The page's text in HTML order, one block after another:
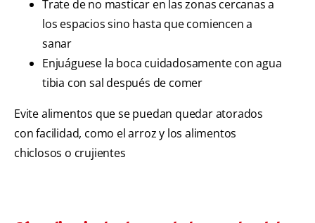
Trate de no masticar en las zonas cercanas a
los espacios sino hasta que comiencen a
sanar
Enjuáguese la boca cuidadosamente con agua
tibia con sal después de comer
Evite alimentos que se puedan quedar atorados
con facilidad, como el arroz y los alimentos
chiclosos o crujientes